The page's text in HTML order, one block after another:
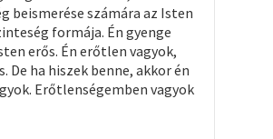
beismerése számára az Isten
formája. Én gyenge
erős. Én erőtlen vagyok,
De ha hiszek benne, akkor én
Erőtlenségemben vagyok